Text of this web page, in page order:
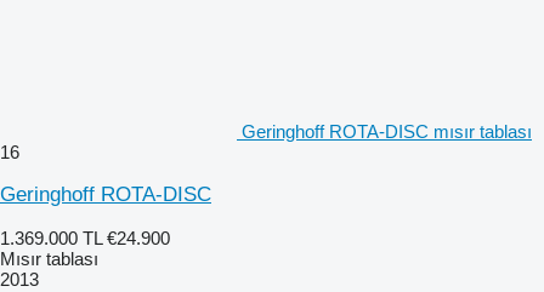
Geringhoff ROTA-DISC mısır tablası
16
Geringhoff ROTA-DISC
1.369.000 TL €24.900
Mısır tablası
2013